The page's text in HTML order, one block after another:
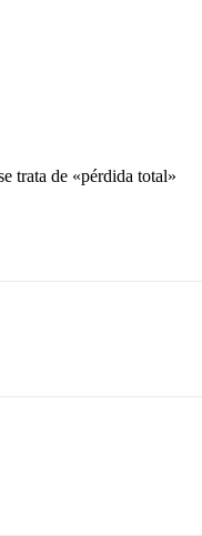
trata de «pérdida total»